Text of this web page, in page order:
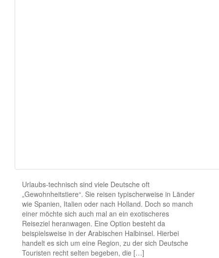
Urlaubs-technisch sind viele Deutsche oft
„Gewohnheitstiere“. Sie reisen typischerweise in Länder
wie Spanien, Italien oder nach Holland. Doch so manch
einer möchte sich auch mal an ein exotischeres
Reiseziel heranwagen. Eine Option besteht da
beispielsweise in der Arabischen Halbinsel. Hierbei
handelt es sich um eine Region, zu der sich Deutsche
Touristen recht selten begeben, die […]